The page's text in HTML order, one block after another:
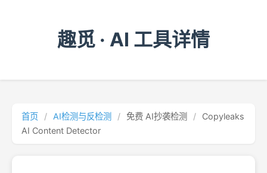
趣觅 · AI 工具详情
首页 / AI检测与反检测 / 免费 AI抄袭检测 /
Copyleaks
AI Content Detector